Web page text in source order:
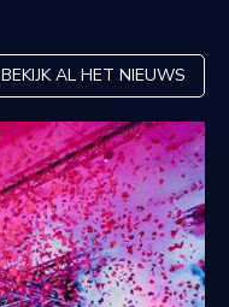
BEKIJK AL HET NIEUWS